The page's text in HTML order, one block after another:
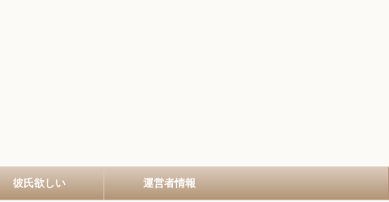
彼氏欲しい 運営者情報